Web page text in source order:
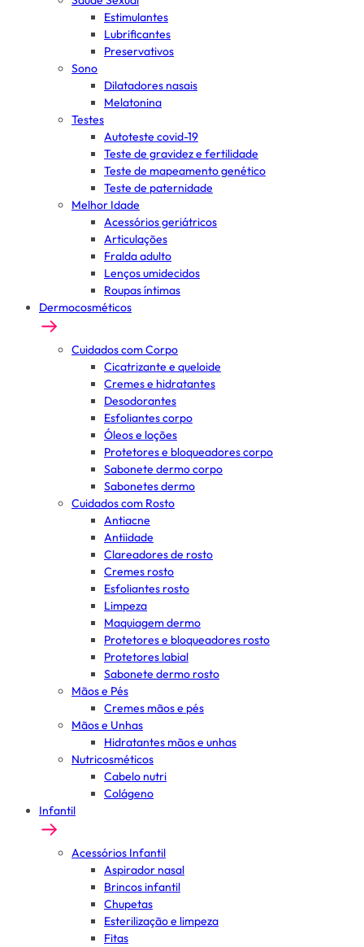
Estimulantes
Lubrificantes
Preservativos
Sono
Dilatadores nasais
Melatonina
Testes
Autoteste covid-19
Teste de gravidez e fertilidade
Teste de mapeamento genético
Teste de paternidade
Melhor Idade
Acessórios geriátricos
Articulações
Fralda adulto
Lenços umidecidos
Roupas íntimas
Dermocosméticos
Cuidados com Corpo
Cicatrizante e queloide
Cremes e hidratantes
Desodorantes
Esfoliantes corpo
Óleos e loções
Protetores e bloqueadores corpo
Sabonete dermo corpo
Sabonetes dermo
Cuidados com Rosto
Antiacne
Antiidade
Clareadores de rosto
Cremes rosto
Esfoliantes rosto
Limpeza
Maquiagem dermo
Protetores e bloqueadores rosto
Protetores labial
Sabonete dermo rosto
Mãos e Pés
Cremes mãos e pés
Mãos e Unhas
Hidratantes mãos e unhas
Nutricosméticos
Cabelo nutri
Colágeno
Infantil
Acessórios Infantil
Aspirador nasal
Brincos infantil
Chupetas
Esterilização e limpeza
Fitas